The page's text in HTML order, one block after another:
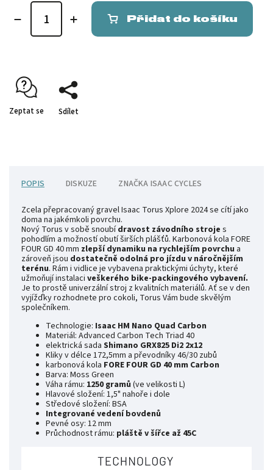
Přidat do košíku
Zeptat se Sdílet
POPIS DISKUZE ZNAČKA ISAAC CYCLES
Zcela přepracovaný gravel Isaac Torus Xplore 2024 se cítí jako
doma na jakémkoli povrchu.
Nový Torus v sobě snoubídravost závodního stroje s
pohodlím a možností obutí širších plášťů. Karbonová kola FORE
FOUR GD 40 mm zlepší dynamiku na rychlejším povrchu a
zároveň jsou dostatečně odolná pro jízdu v náročnějším
terénu. Rám i vidlice je vybavena praktickými úchyty, které
užmoňují instalaci veškerého bike-packingového vybavení.
Je to prostě univerzální stroj z kvalitních materiálů. Ať se v den
vyjížďky rozhodnete pro cokoli, Torus Vám bude skvělým
společníkem.
Technologie: Isaac HM Nano Quad Carbon
Materiál: Advanced Carbon Tech Triad 40
elektrická sada Shimano GRX825 Di2 2x12
Kliky v délce 172,5mm a převodníky 46/30 zubů
karbonová kola FORE FOUR GD 40 mm Carbon
Barva: Moss Green
Váha rámu: 1250 gramů (ve velikosti L)
Hlavové složení: 1,5" nahoře i dole
Středové složení: BSA
Integrované vedení bovdenů
Pevné osy: 12 mm
Průchodnost rámu: pláště v šířce až 45C